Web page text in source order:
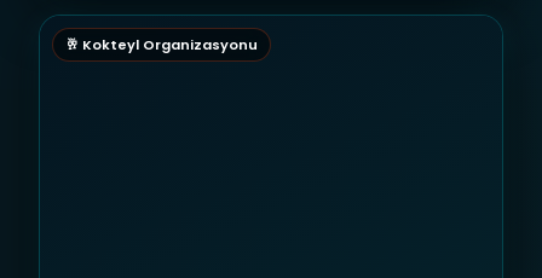
🥂 Kokteyl Organizasyonu